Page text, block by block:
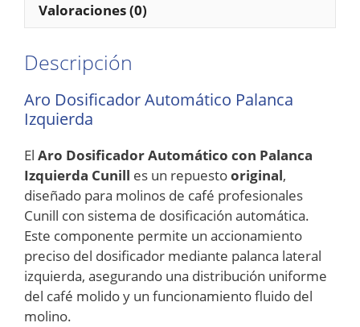
Valoraciones (0)
Descripción
Aro Dosificador Automático Palanca
Izquierda
El Aro Dosificador Automático con Palanca
Izquierda Cunill es un repuestooriginal,
diseñado para molinos de café profesionales
Cunill con sistema de dosificación automática.
Este componente permite un accionamiento
preciso del dosificador mediante palanca lateral
izquierda, asegurando una distribución uniforme
del café molido y un funcionamiento fluido del
molino.